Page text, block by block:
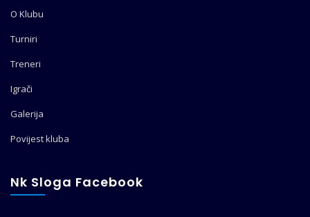
O Klubu
Turniri
Treneri
Igrači
Galerija
Povijest kluba
Nk Sloga Facebook